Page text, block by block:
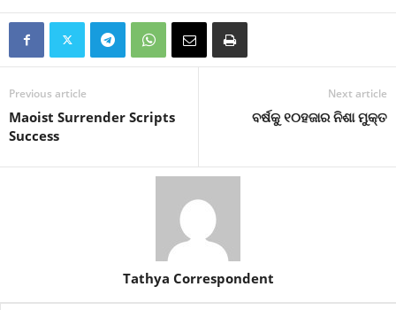
Previous article
Maoist Surrender Scripts
Success
Next article
ବର୍ଷକୁ ୧୦ହଜାର ନିଶା ମୁକ୍ତ
Tathya Correspondent